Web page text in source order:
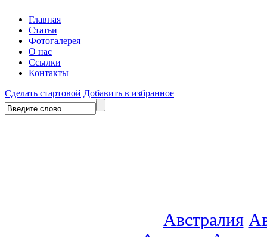
Главная
Статьи
Фотогалерея
О нас
Ссылки
Контакты
Сделать стартовой Добавить в избранное
Австралия